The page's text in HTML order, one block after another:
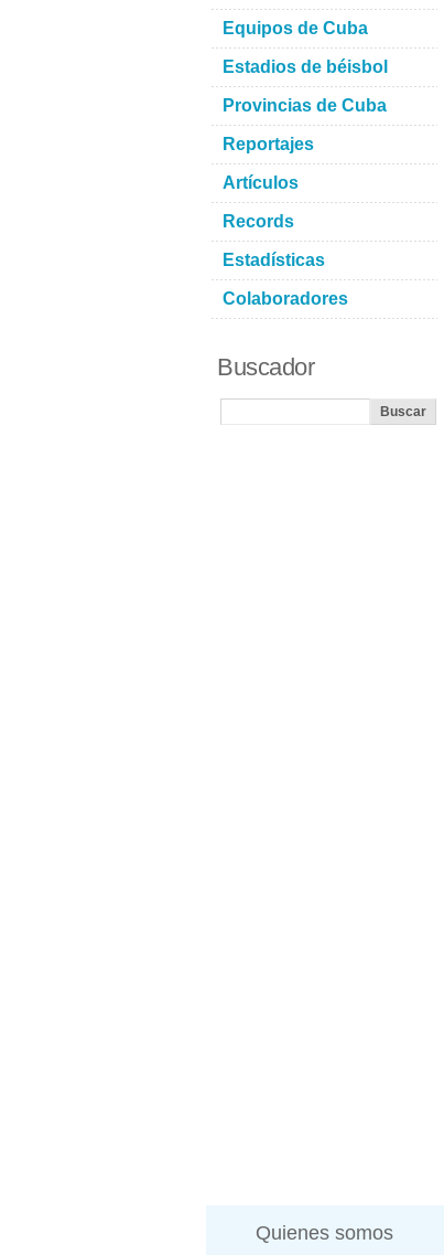
Equipos de Cuba
Estadios de béisbol
Provincias de Cuba
Reportajes
Artículos
Records
Estadísticas
Colaboradores
Buscador
Quienes somos